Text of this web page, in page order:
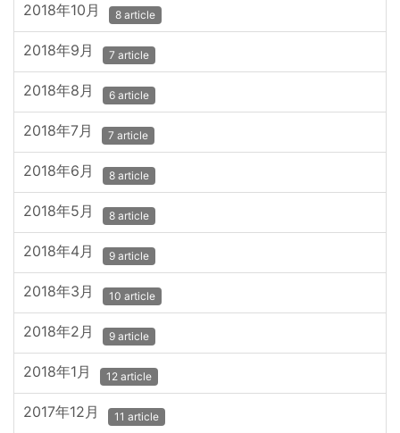
2018年10月 8 article
2018年9月 7 article
2018年8月 6 article
2018年7月 7 article
2018年6月 8 article
2018年5月 8 article
2018年4月 9 article
2018年3月 10 article
2018年2月 9 article
2018年1月 12 article
2017年12月 11 article